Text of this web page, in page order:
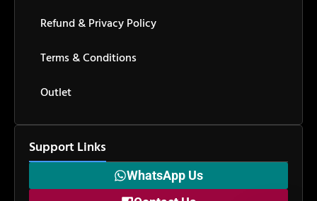
Refund & Privacy Policy
Terms & Conditions
Outlet
Support Links
WhatsApp Us